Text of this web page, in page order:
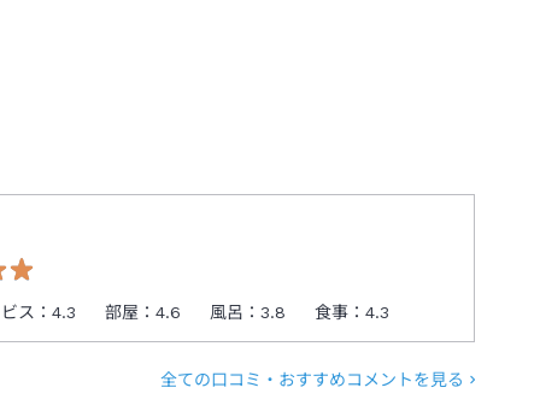
ス：4.3 部屋：4.6 風呂：3.8 食事：4.3
全ての口コミ・おすすめコメントを見る